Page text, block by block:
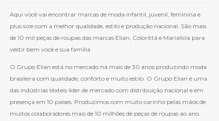
Aqui você vai encontrar marcas de moda infantil, juvenil, feminina e
plus size com a melhor qualidade, estilo e produção nacional. São mais
de 10 mil peças de roupas das marcas Elian, Colorittá e Marialícia para
vestir bem você e sua família.
O Grupo Elian está no mercado há mais de 30 anos produzindo moda
brasileira com qualidade, conforto e muito estilo. O Grupo Elian é uma
das indústrias têxteis líder de mercado com distribuição nacional e em
presença em 10 países. Produzimos com muito carinho pelas mãos de
muitos colaboradores mais de 10 milhões de peças de roupas ao ano.